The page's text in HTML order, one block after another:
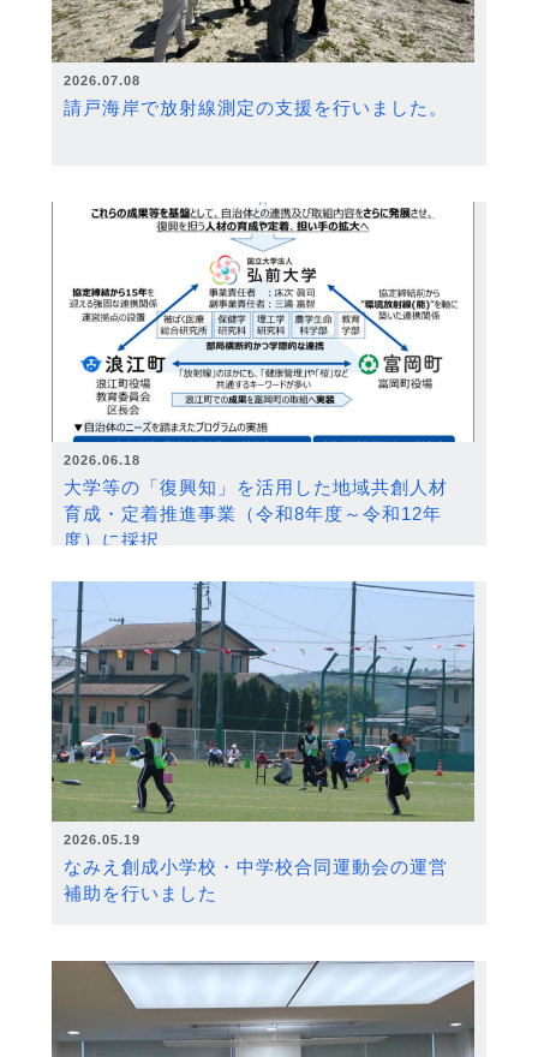
2026.07.08
請戸海岸で放射線測定の支援を行いました。
2026.06.18
大学等の「復興知」を活用した地域共創人材
育成・定着推進事業（令和8年度～令和12年
度）に採択
2026.05.19
なみえ創成小学校・中学校合同運動会の運営
補助を行いました